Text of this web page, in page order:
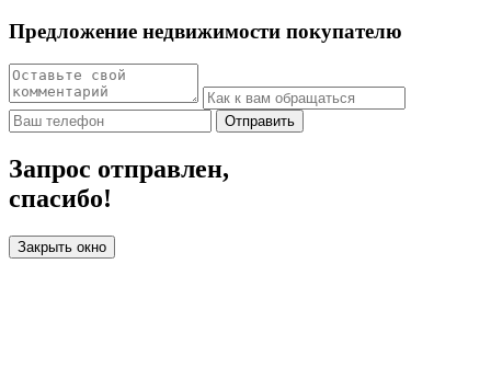
Предложение недвижимости покупателю
Отправить
Запрос отправлен,
спасибо!
Закрыть окно